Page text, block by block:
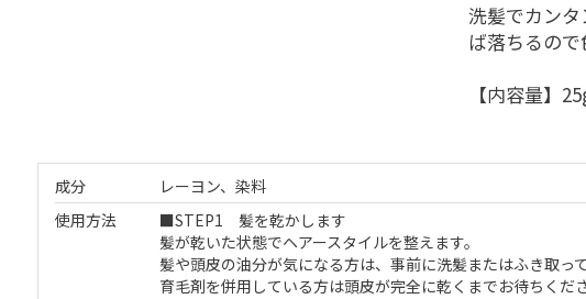
洗髪でカン
ば落ちるので
【内容量】
成分
レーヨン、染料
使用方法
■STEP1 髪を乾かします
髪が乾いた状態でヘアースタイルを整えます。
髪や頭皮の油分が気になる方は、事前に洗髪またはふき取っ
育毛剤を併用している方は頭皮が完全に乾くまでお待ちくだ